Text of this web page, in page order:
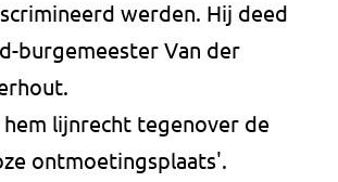
werden. Hij deed
burgemeester Van der
lijnrecht tegenover de
ontmoetingsplaats'.